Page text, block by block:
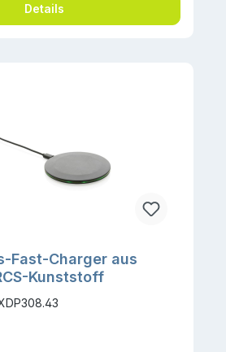
Details
Fast-Charger aus
Kunststoff